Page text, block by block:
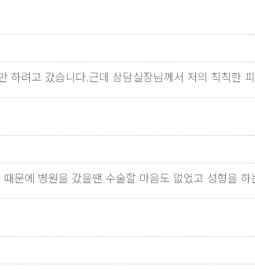
하려고 갔습니다.근데 상담실장님께서 저의 칙칙한
문에 병원을 갔을땐 수술할 마음도 없었고 성형을